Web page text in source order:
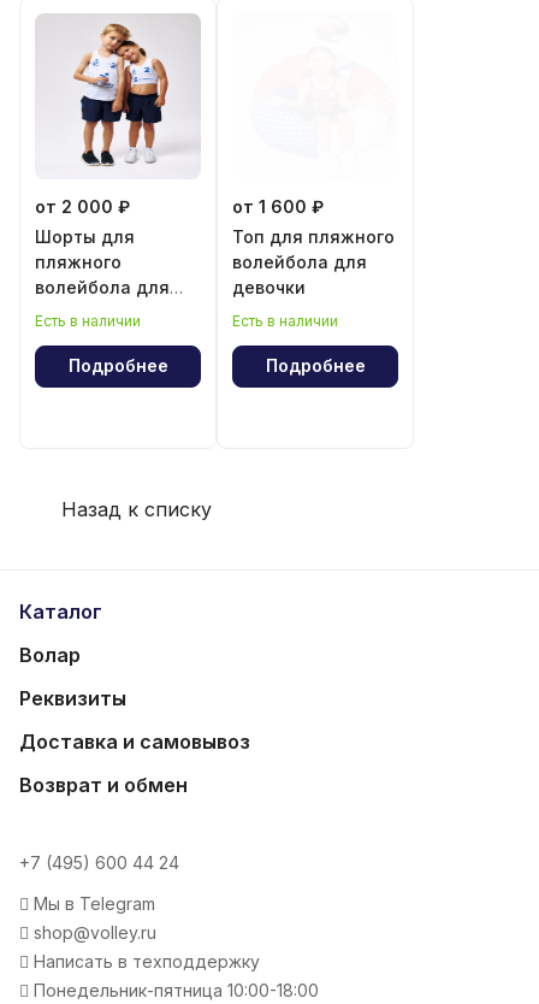
от 2 000 ₽
Шорты для
пляжного
волейбола для
мальчика и
Есть в наличии
Подробнее
от 1 600 ₽
Топ для пляжного
волейбола для
девочки
Есть в наличии
Подробнее
Назад к списку
Каталог
Волар
Реквизиты
Доставка и самовывоз
Возврат и обмен
+7 (495) 600 44 24
Мы в Telegram
shop@volley.ru
Написать в техподдержку
Понедельник-пятница 10:00-18:00